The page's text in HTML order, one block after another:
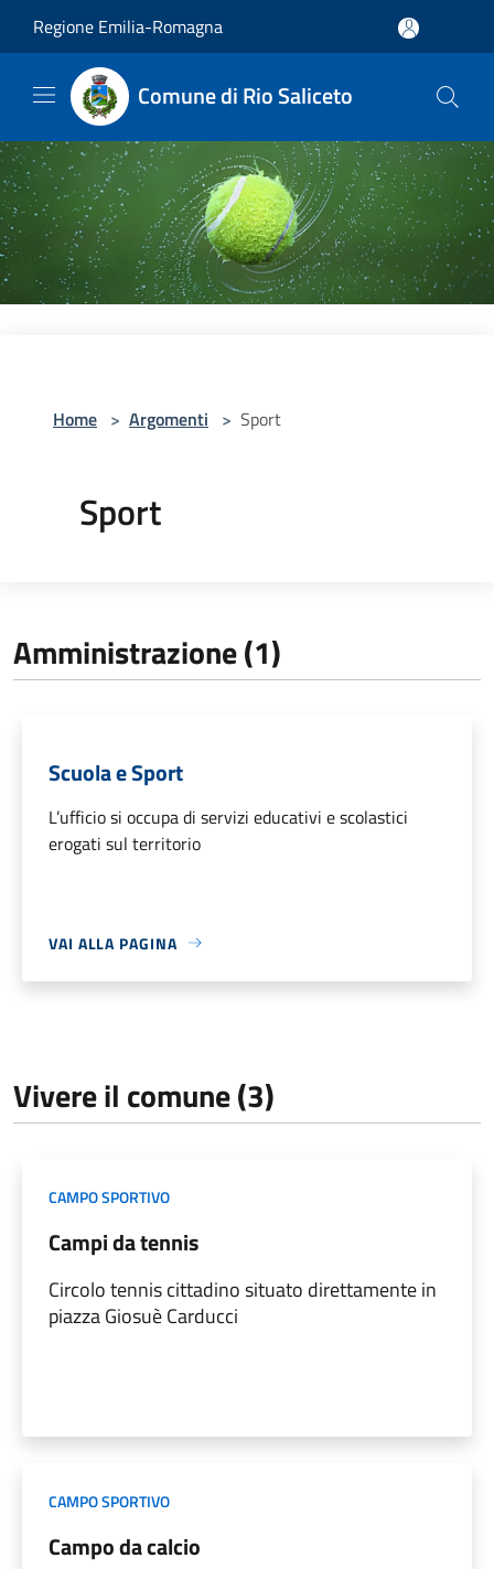
Regione Emilia-Romagna
Comune di Rio Saliceto
Home > Argomenti > Sport
Sport
Amministrazione (1)
Scuola e Sport
L’ufficio si occupa di servizi educativi e scolastici
erogati sul territorio
VAI ALLA PAGINA
Vivere il comune (3)
CAMPO SPORTIVO
Campi da tennis
Circolo tennis cittadino situato direttamente in
piazza Giosuè Carducci
CAMPO SPORTIVO
Campo da calcio